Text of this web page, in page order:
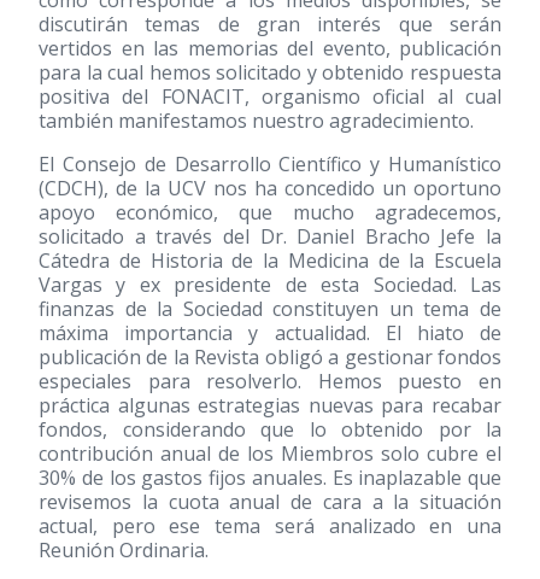
discutirán temas de gran interés que serán
vertidos en las memorias del evento, publicación
para la cual hemos solicitado y obtenido respuesta
positiva del FONACIT, organismo oficial al cual
también manifestamos nuestro agradecimiento.
El Consejo de Desarrollo Científico y Humanístico
(CDCH), de la UCV nos ha concedido un oportuno
apoyo económico, que mucho agradecemos,
solicitado a través del Dr. Daniel Bracho Jefe la
Cátedra de Historia de la Medicina de la Escuela
Vargas y ex presidente de esta Sociedad. Las
finanzas de la Sociedad constituyen un tema de
máxima importancia y actualidad. El hiato de
publicación de la Revista obligó a gestionar fondos
especiales para resolverlo. Hemos puesto en
práctica algunas estrategias nuevas para recabar
fondos, considerando que lo obtenido por la
contribución anual de los Miembros solo cubre el
30% de los gastos fijos anuales. Es inaplazable que
revisemos la cuota anual de cara a la situación
actual, pero ese tema será analizado en una
Reunión Ordinaria.